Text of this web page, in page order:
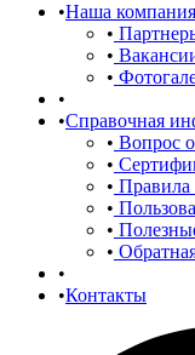
Наша компания
Справочная
Вопрос
Правила
Контакты